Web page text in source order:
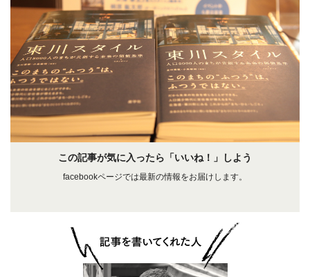
この記事が気に入ったら「いいね！」しよう
facebookページでは最新の情報をお届けします。